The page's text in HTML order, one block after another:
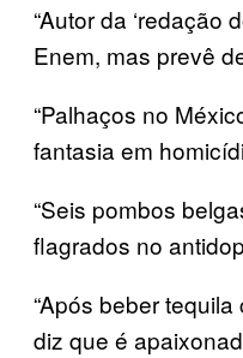
“Autor da ‘redação
Enem, mas prevê
“Palhaços no
fantasia em
“Seis pombos
flagrados no
“Após beber
diz que é